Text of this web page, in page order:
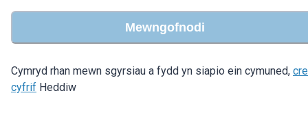
Mewngofnodi
Cymryd rhan mewn sgyrsiau a fydd yn siapio ein cymuned,
cyfrif Heddiw